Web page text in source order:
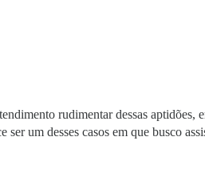
rudimentar dessas aptidões,
um desses casos em que busco